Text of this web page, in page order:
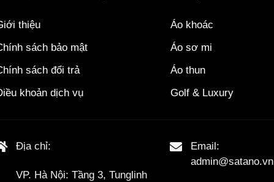
thiệu
sách bảo mật
sách đổi trả
khoản dịch vụ
Áo khoác
Áo sơ mi
Áo thun
Golf & Luxury
Địa chỉ:
VP. Hà Nội: Tầng 3, Tunglinh
Email:
admin@satano.vn